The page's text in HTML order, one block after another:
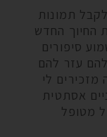
תמונות
החיוך החדש
סיפורים
עזר להם
לי
אסתטית
מטופל